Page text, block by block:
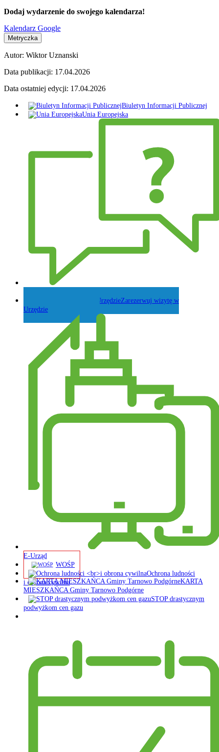
Dodaj wydarzenie do swojego kalendarza!
Kalendarz Google
Metryczka
Autor: Wiktor Uznanski
Data publikacji: 17.04.2026
Data ostatniej edycji: 17.04.2026
Biuletyn Informacji Publicznej
Unia Europejska
Zarezerwuj wizytę w
Urzędzie
E-Urząd
WOŚP
Ochrona ludności
i obrona cywilna
KARTA
MIESZKAŃCA Gminy Tarnowo Podgórne
STOP drastycznym
podwyżkom cen gazu